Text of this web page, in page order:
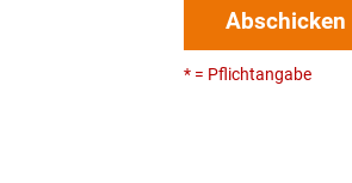
Abschicken
* = Pflichtangabe